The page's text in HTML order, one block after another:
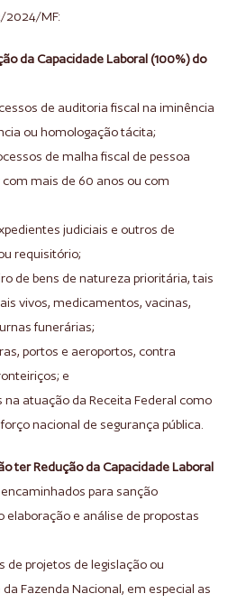
2024/MF:
da Capacidade Laboral (100%) do
de auditoria fiscal na iminência
ou homologação tácita;
de malha fiscal de pessoa
mais de 60 anos ou com
judiciais e outros de
requisitório;
de bens de natureza prioritária, tais
vivos, medicamentos, vacinas,
funerárias;
portos e aeroportos, contra
e
na atuação da Receita Federal como
nacional de segurança pública.
ter Redução da Capacidade Laboral
encaminhados para sanção
elaboração e análise de propostas
de projetos de legislação ou
Fazenda Nacional, em especial as